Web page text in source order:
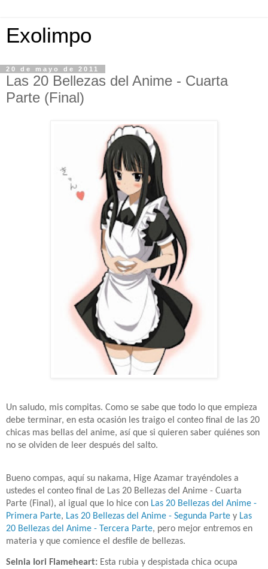
Exolimpo
20 de mayo de 2011
Las 20 Bellezas del Anime - Cuarta
Parte (Final)
Un saludo, mis compitas. Como se sabe que todo lo que empieza
debe terminar, en esta ocasión les traigo el conteo final de las 20
chicas mas bellas del anime, así que si quieren saber quiénes son
no se olviden de leer después del salto.
Bueno compas, aquí su nakama, Hige Azamar trayéndoles a
ustedes el conteo final de Las 20 Bellezas del Anime - Cuarta
Parte (Final), al igual que lo hice con Las 20 Bellezas del Anime -
Primera Parte, Las 20 Bellezas del Anime - Segunda Parte y Las
20 Bellezas del Anime - Tercera Parte, pero mejor entremos en
materia y que comience el desfile de bellezas.
Selnia Iori Flameheart: Esta rubia y despistada chica ocupa